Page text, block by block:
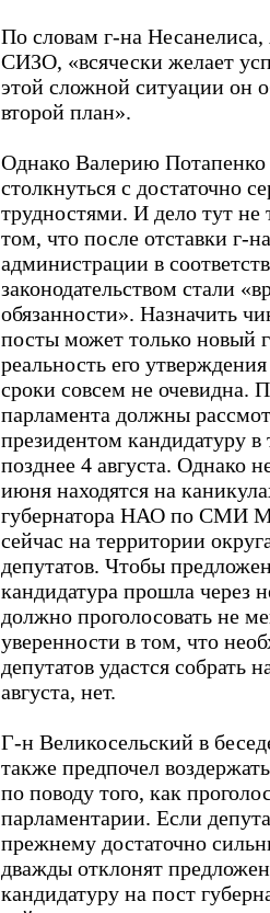
По словам г-на Несанелиса,
СИЗО, «всячески желает
этой сложной ситуации он
второй план».
Однако Валерию
столкнуться с достаточно
трудностями. И дело тут не
том, что после отставки г-
администрации в
законодательством стали
обязанности». Назначить
посты может только новый
реальность его
сроки совсем не очевидна.
парламента должны
президентом кандидатуру в
позднее 4 августа. Однако
июня находятся на
губернатора НАО по СМИ
сейчас на территории
депутатов. Чтобы
кандидатура прошла через
должно проголосовать не
уверенности в том, что
депутатов удастся собрать
августа, нет.
Г-н Великосельский в
также предпочел
по поводу того, как
парламентарии. Если
прежнему достаточно
дважды отклонят
кандидатуру на пост